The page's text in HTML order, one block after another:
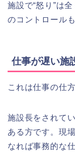
施設で“怒り”は
のコントロール
仕事が遅い施
これは仕事の仕
施設長をされて
ある方です。現
なれば事務的な